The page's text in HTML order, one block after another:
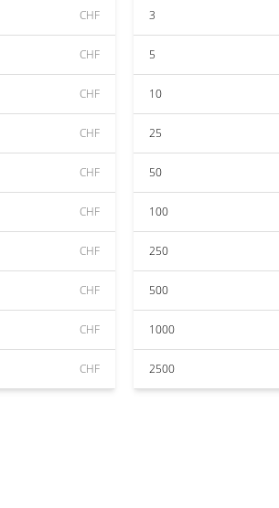
CHF
CHF
CHF
CHF
CHF
CHF
CHF
CHF
CHF
CHF
3
5
10
25
50
100
250
500
1000
2500